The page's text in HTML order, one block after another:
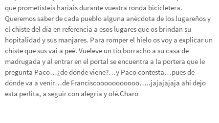
que prometísteis haríais durante vuestra ronda bicicletera.
Queremos saber de cada pueblo alguna anécdota de los lugareños y
el chiste del día en referencia a esos lugares que os brindan su
hopitalidad y sus manjares. Para romper el hielo os voy a explicar un
chiste que sus vai a peé. Vueleve un tío borracho a su casa de
madrugada y al entrar en el portal se encuentra a la portera que le
pregunta Paco…¿de dónde viene?…y Paco contesta…pues de
dónde va a venir…de Franciscooooooooooo…..jajajajaja ahí dejo
esta perlita, a seguir con alegría y olé.Charo